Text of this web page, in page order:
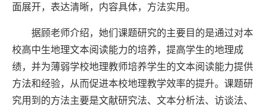
面展开，表达清晰，内容具体，方法实用。
据顾老师介绍，她们课题研究的主要目的是通过对本
校高中生地理文本阅读能力的培养，提高学生的地理成
绩，并为薄弱学校地理教师培养学生的文本阅读能力提供
方法和经验，从而促进本校地理教学效率的提升。课题研
究用到的方法主要是文献研究法、文本分析法、访谈法、